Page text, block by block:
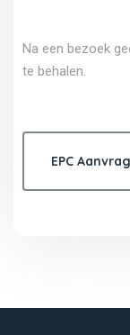
Na een bezoek
te behalen.
EPC